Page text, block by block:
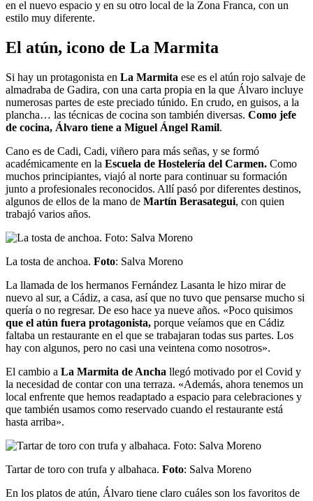
en el nuevo espacio y en su otro local de la Zona Franca, con un
estilo muy diferente.
El atún, icono de La Marmita
Si hay un protagonista en La Marmita ese es el atún rojo salvaje de
almadraba de Gadira, con una carta propia en la que Álvaro incluye
numerosas partes de este preciado túnido. En crudo, en guisos, a la
plancha… las técnicas de cocina son también diversas. Como jefe
de cocina, Álvaro tiene a Miguel Ángel Ramil.
Cano es de Cadi, Cadi, viñero para más señas, y se formó
académicamente en la Escuela de Hostelería del Carmen. Como
muchos principiantes, viajó al norte para continuar su formación
junto a profesionales reconocidos. Allí pasó por diferentes destinos,
algunos de ellos de la mano de Martín Berasategui, con quien
trabajó varios años.
La tosta de anchoa. Foto: Salva Moreno
La llamada de los hermanos Fernández Lasanta le hizo mirar de
nuevo al sur, a Cádiz, a casa, así que no tuvo que pensarse mucho si
quería o no regresar. De eso hace ya nueve años. «Poco quisimos
que el atún fuera protagonista, porque veíamos que en Cádiz
faltaba un restaurante en el que se trabajaran todas sus partes. Los
hay con algunos, pero no casi una veintena como nosotros».
El cambio a La Marmita de Ancha llegó motivado por el Covid y
la necesidad de contar con una terraza. «Además, ahora tenemos un
local enfrente que hemos readaptado a espacio para celebraciones y
que también usamos como reservado cuando el restaurante está
hasta arriba».
Tartar de toro con trufa y albahaca. Foto: Salva Moreno
En los platos de atún, Álvaro tiene claro cuáles son los favoritos de